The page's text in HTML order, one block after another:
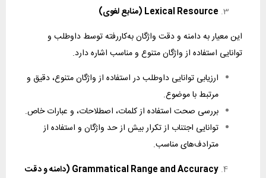
Lexical Resource (منابع لغوی)
این معیار به دامنه و دقت واژگان به‌کاررفته توسط داوطلب و
توانایی استفاده از واژگان متنوع و مناسب اشاره دارد.
ارزیابی توانایی داوطلب در استفاده از واژگان متنوع، دقیق و
مرتبط با موضوع.
بررسی صحت استفاده از کلمات، اصطلاحات، و عبارات خاص.
توانایی اجتناب از تکرار بیش از حد واژگان و استفاده از
مترادف‌های مناسب.
Grammatical Range and Accuracy (دامنه و دقت